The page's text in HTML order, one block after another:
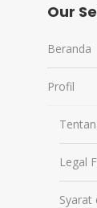
Our
Beranda
Profil
Legal
Syarat